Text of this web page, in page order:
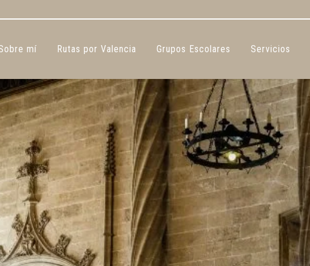
mí Rutas por Valencia Grupos Escolares Servicios